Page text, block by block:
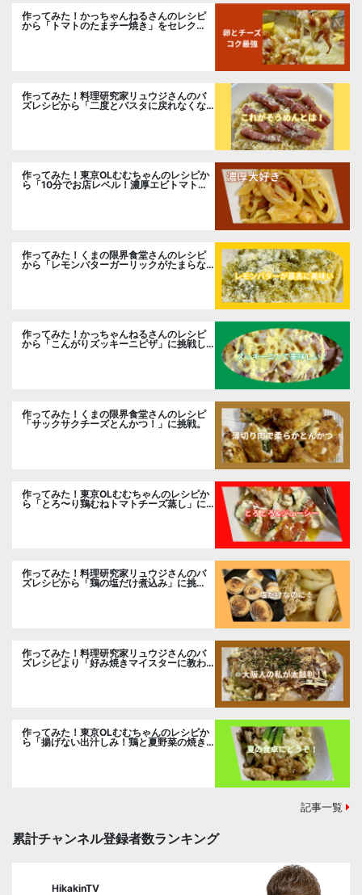
作ってみた！かっちゃんねるさんのレシピ
から「トマトのたまチー焼き」をセレク
作ってみた！料理研究家リュウジさんのバ
ズレシピから「二度とパスタに戻れなくな
る冷やしカルボナーラ」に挑戦。
作ってみた！東京OLむむちゃんのレシピか
ら「10分でお店レベル！濃厚エビトマトク
作ってみた！くまの限界食堂さんのレシピ
から「レモンバターガーリックがたまらな
い」に挑戦。
作ってみた！かっちゃんねるさんのレシピ
から「こんがりズッキーニピザ」に挑戦し
作ってみた！くまの限界食堂さんのレシピ
「サックサクチーズとんかつ！」に挑戦。
作ってみた！東京OLむむちゃんのレシピか
ら「とろ〜り鶏むねトマトチーズ蒸し」に
挑戦
作ってみた！料理研究家リュウジさんのバ
ズレシピから「鶏の塩だけ煮込み」に挑
作ってみた！料理研究家リュウジさんのバ
ズレシピより「好み焼きマイスターに教わ
るお好み焼」に挑戦。
作ってみた！東京OLむむちゃんのレシピか
ら「揚げない出汁しみ！鶏と夏野菜の焼き
記事一覧
累計チャンネル登録者数ランキング
HikakinTV